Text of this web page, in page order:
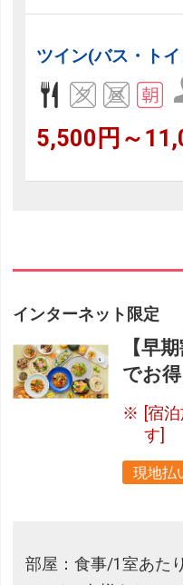
ツイン(バス・ト
5,500円～
インターネット限定
【早
でお
[宿
す]
現地払
部屋：食事/1室あた